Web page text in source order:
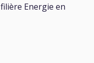
Energie en